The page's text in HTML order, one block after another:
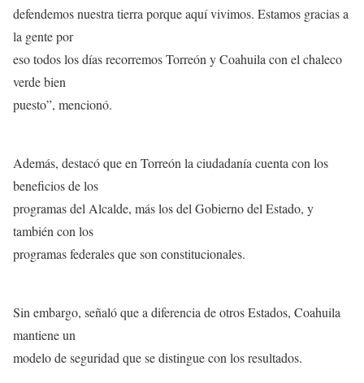
defendemos nuestra tierra porque aquí vivimos. Estamos gracias a
la gente por
eso todos los días recorremos Torreón y Coahuila con el chaleco
verde bien
puesto”, mencionó.
Además, destacó que en Torreón la ciudadanía cuenta con los
beneficios de los
programas del Alcalde, más los del Gobierno del Estado, y
también con los
programas federales que son constitucionales.
Sin embargo, señaló que a diferencia de otros Estados, Coahuila
mantiene un
modelo de seguridad que se distingue con los resultados.